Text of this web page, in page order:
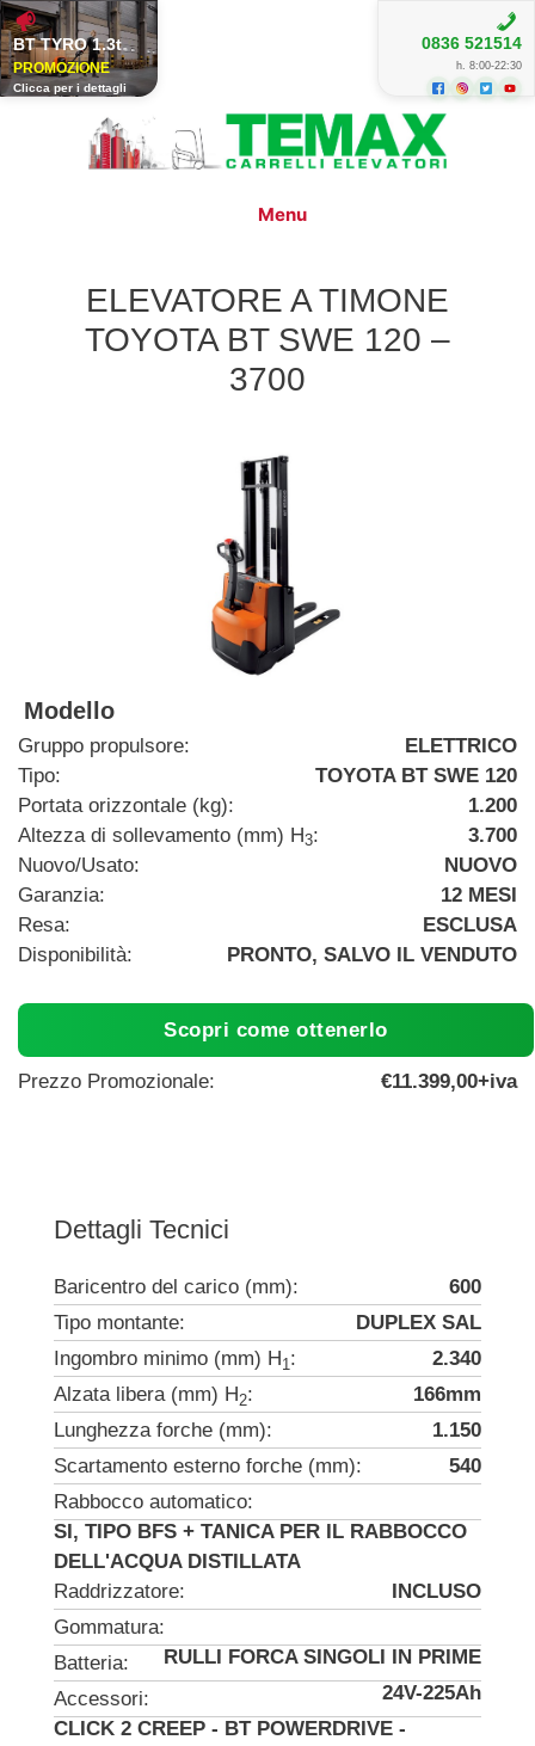
Menu
0836 521514
h. 8:00-22:30
BT TYRO 1.3t
Clicca per i dettagli
ELEVATORE A TIMONE
TOYOTA BT SWE 120 –
3700
Modello
Gruppo propulsore:
ELETTRICO
Tipo:
TOYOTA BT SWE 120
Portata orizzontale (kg):
1.200
Altezza di sollevamento (mm) H3:
3.700
Nuovo/Usato:
NUOVO
Garanzia:
12 MESI
Resa:
ESCLUSA
Disponibilità:
PRONTO, SALVO IL VENDUTO
Scopri come ottenerlo
Prezzo Promozionale: €11.399,00+iva
Dettagli Tecnici
Baricentro del carico (mm):
600
Tipo montante:
DUPLEX SAL
Ingombro minimo (mm) H 1 :
2.340
Alzata libera (mm) H 2:
166mm
Lunghezza forche (mm):
1.150
Scartamento esterno forche (mm):
540
Rabbocco automatico:
SI, TIPO BFS + TANICA PER IL RABBOCCO
DELL'ACQUA DISTILLATA
Raddrizzatore:
INCLUSO
Gommatura:
RULLI FORCA SINGOLI IN PRIME
Batteria:
24V-225Ah
Accessori:
CLICK 2 CREEP - BT POWERDRIVE -